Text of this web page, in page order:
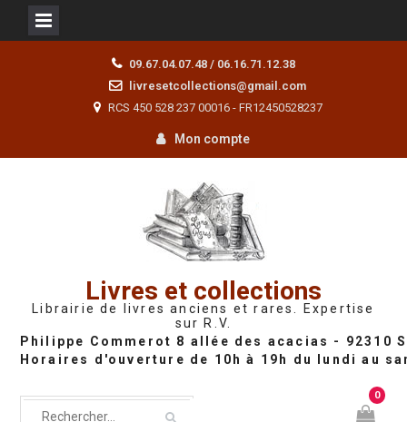
09.67.04.07.48 / 06.16.71.12.38
livresetcollections@gmail.com
RCS 450 528 237 00016 - FR12450528237
Mon compte
Livres et collections
Librairie de livres anciens et rares. Expertise
sur R.V.
0